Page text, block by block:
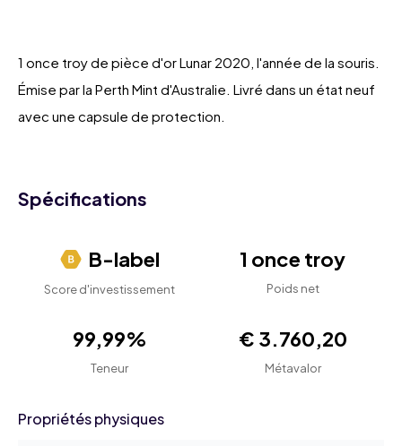
1 once troy de pièce d'or Lunar 2020, l'année de la souris.
Émise par la Perth Mint d'Australie. Livré dans un état neuf
avec une capsule de protection.
Spécifications
B-label
Score d'investissement
1 once troy
Poids net
99,99%
Teneur
€ 3.760,20
Métavalor
Propriétés physiques